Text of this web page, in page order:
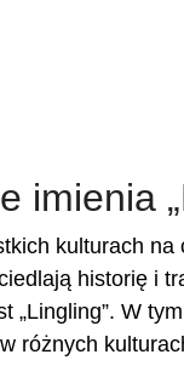
imienia
kulturach na
historię i
„Lingling”. W
różnych